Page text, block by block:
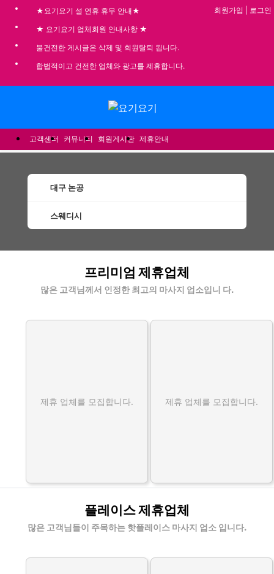
★요기요기 설 연휴 휴무 안내★
★ 요기요기 업체회원 안내사항 ★
불건전한 게시글은 삭제 및 회원탈퇴 됩니다.
합법적이고 건전한 업체와 광고를 제휴합니다.
회원가입 로그인
고객센터 커뮤니티 회원게시판 제휴안내
대구 논공
스웨디시
프리미엄 제휴업체
많은 고객님께서 인정한 최고의 마사지 업소입니 다.
제휴 업체를 모집합니다. 제휴 업체를 모집합니다.
플레이스 제휴업체
많은 고객님들이 주목하는 핫플레이스 마사지 업소 입니다.